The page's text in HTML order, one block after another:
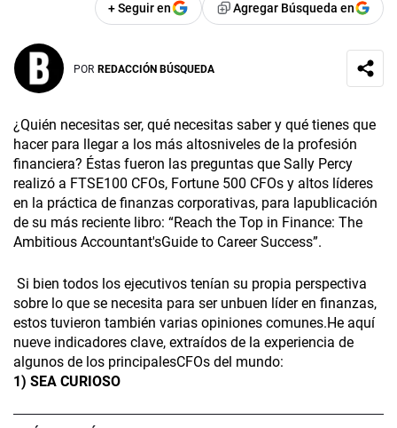
+ Seguir en Agregar Búsqueda en
POR REDACCIÓN BÚSQUEDA
¿Quién necesitas ser, qué necesitas saber y qué tienes que
hacer para llegar a los más altosniveles de la profesión
financiera? Éstas fueron las preguntas que Sally Percy
realizó a FTSE100 CFOs, Fortune 500 CFOs y altos líderes
en la práctica de finanzas corporativas, para lapublicación
de su más reciente libro: “Reach the Top in Finance: The
Ambitious Accountant'sGuide to Career Success”.
Si bien todos los ejecutivos tenían su propia perspectiva
sobre lo que se necesita para ser unbuen líder en finanzas,
estos tuvieron también varias opiniones comunes.He aquí
nueve indicadores clave, extraídos de la experiencia de
algunos de los principalesCFOs del mundo:
1) SEA CURIOSO